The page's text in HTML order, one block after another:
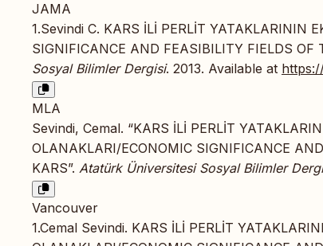
JAMA
1.Sevindi C. KARS İLİ PERLİT YATAKLARININ
SIGNIFICANCE AND FEASIBILITY FIELDS OF
Sosyal Bilimler Dergisi. 2013. Available at
MLA
Sevindi, Cemal. “KARS İLİ PERLİT
OLANAKLARI/ECONOMIC SIGNIFICANCE
KARS”. Atatürk Üniversitesi Sosyal Bilimler
Vancouver
1.Cemal Sevindi. KARS İLİ PERLİT